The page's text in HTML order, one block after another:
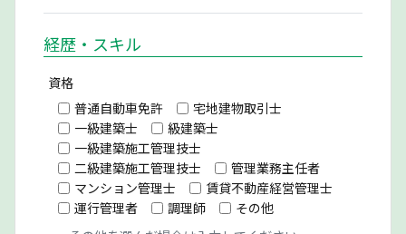
経歴・スキル
資格
普通自動車免許
宅地建物取引士
一級建築士
級建築士
一級建築施工管理技士
二級建築施工管理技士
管理業務主任者
マンション管理士
賃貸不動産経営管理士
運行管理者
調理師 その他